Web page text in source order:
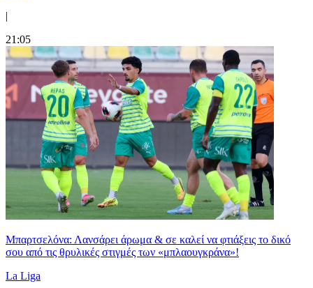
|
21:05
Μπαρτσελόνα: Λανσάρει άρωμα & σε καλεί να φτιάξεις το δικό
σου από τις θρυλικές στιγμές των «μπλαουγκράνα»!
La Liga